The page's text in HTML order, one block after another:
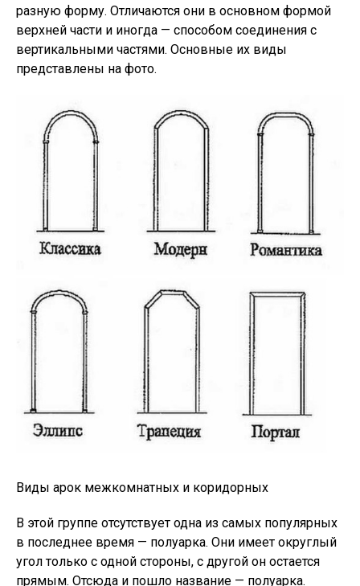
разную форму. Отличаются они в основном формой
верхней части и иногда — способом соединения с
вертикальными частями. Основные их виды
представлены на фото.
Виды арок межкомнатных и коридорных
В этой группе отсутствует одна из самых популярных
в последнее время — полуарка. Они имеет округлый
угол только с одной стороны, с другой он остается
прямым. Отсюда и пошло название — полуарка.